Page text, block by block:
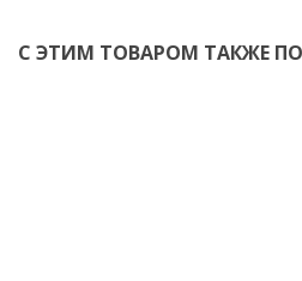
С ЭТИМ ТОВАРОМ ТАКЖЕ